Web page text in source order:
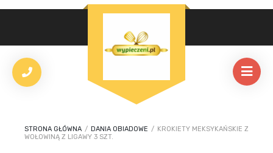
STRONA GŁÓWNA / DANIA OBIADOWE / KROKIETY MEKSYKAŃSKIE Z
WOŁOWINĄ Z LIGAWY 3 SZT.